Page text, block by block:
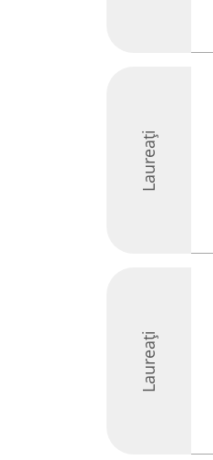
Laureați
Laureați